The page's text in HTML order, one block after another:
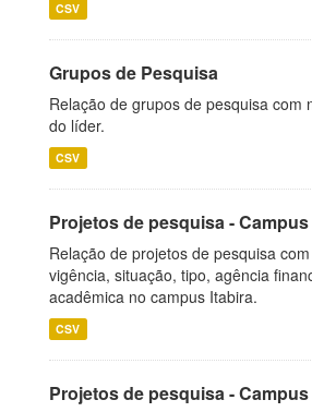
CSV
Grupos de Pesquisa
Relação de grupos de pesquisa com
do líder.
CSV
Projetos de pesquisa -
Relação de projetos de pesquisa
vigência, situação, tipo, agência
acadêmica no campus Itabira.
CSV
Projetos de pesquisa -